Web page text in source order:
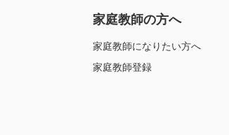
家庭教師の方へ
家庭教師になりたい方へ
家庭教師登録